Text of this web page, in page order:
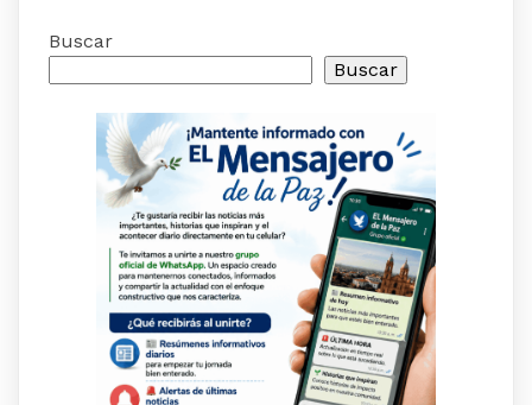
Buscar
Buscar